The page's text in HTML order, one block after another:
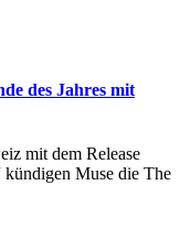
des Jahres mit
mit dem Release
kündigen Muse die The